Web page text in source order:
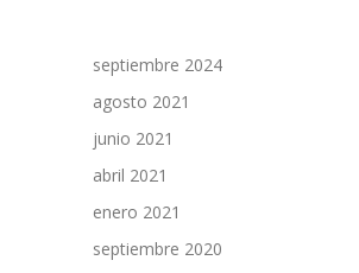
septiembre 2024
agosto 2021
junio 2021
abril 2021
enero 2021
septiembre 2020